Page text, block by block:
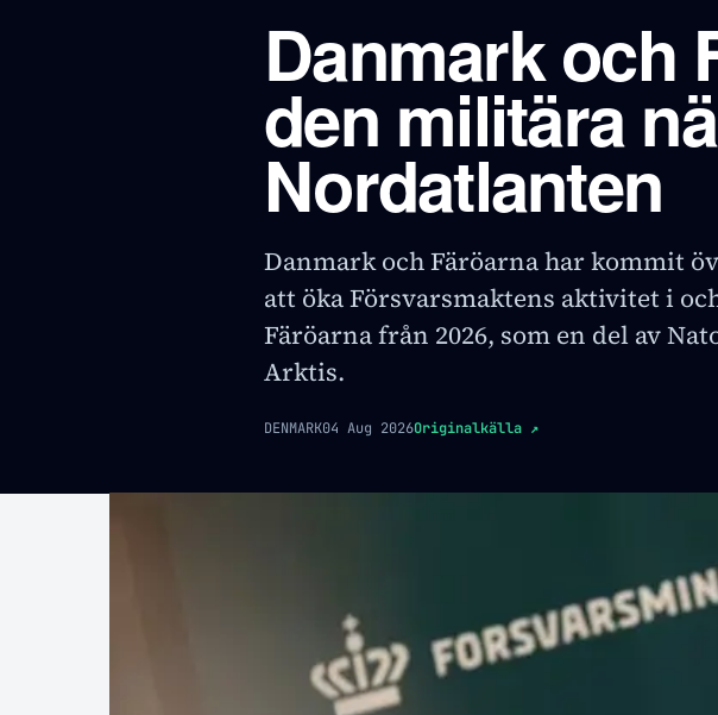
Danmark och
den militära
Nordatlanten
Danmark och Färöarna har kommit
att öka Försvarsmaktens aktivitet i
Färöarna från 2026, som en del av
Arktis.
DENMARK04 Aug 2026Originalkälla ↗